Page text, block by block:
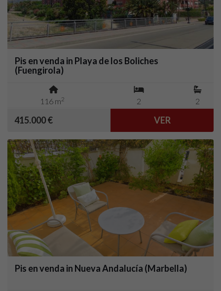
Pis en venda in Playa de los Boliches
(Fuengirola)
116 m2 2 2
415.000 € VER
Pis en venda in Nueva Andalucía (Marbella)